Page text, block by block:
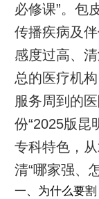
必修课”。包
传播疾病及
感度过高、
总的医疗机
服务周到的
份“2025版昆
专科特色，
清“哪家强、
一、为什么要